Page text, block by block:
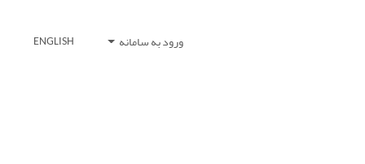
ورود به سامانه ENGLISH